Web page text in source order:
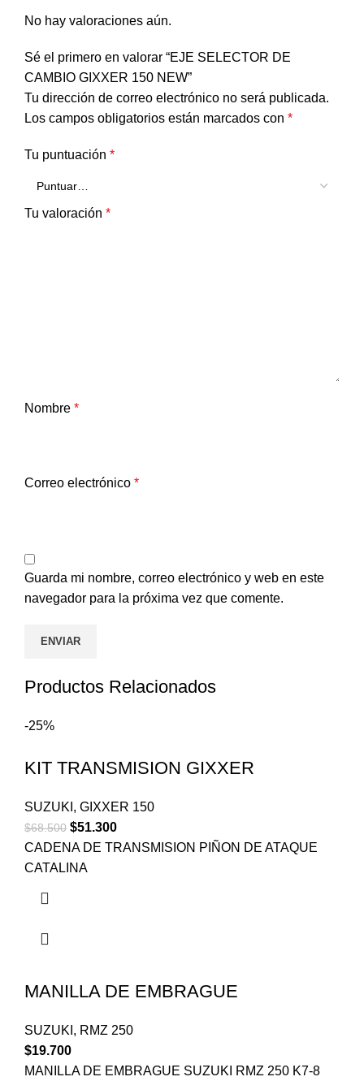
No hay valoraciones aún.
Sé el primero en valorar “EJE SELECTOR DE
CAMBIO GIXXER 150 NEW”
Tu dirección de correo electrónico no será publicada.
Los campos obligatorios están marcados con *
Tu puntuación *
Tu valoración *
Nombre *
Correo electrónico *
Guarda mi nombre, correo electrónico y web en este
navegador para la próxima vez que comente.
Productos Relacionados
-25%
KIT TRANSMISION GIXXER
SUZUKI , GIXXER 150
$68.500 $51.300
CADENA DE TRANSMISION PIÑON DE ATAQUE
CATALINA
MANILLA DE EMBRAGUE
SUZUKI , RMZ 250
$19.700
MANILLA DE EMBRAGUE SUZUKI RMZ 250 K7-8